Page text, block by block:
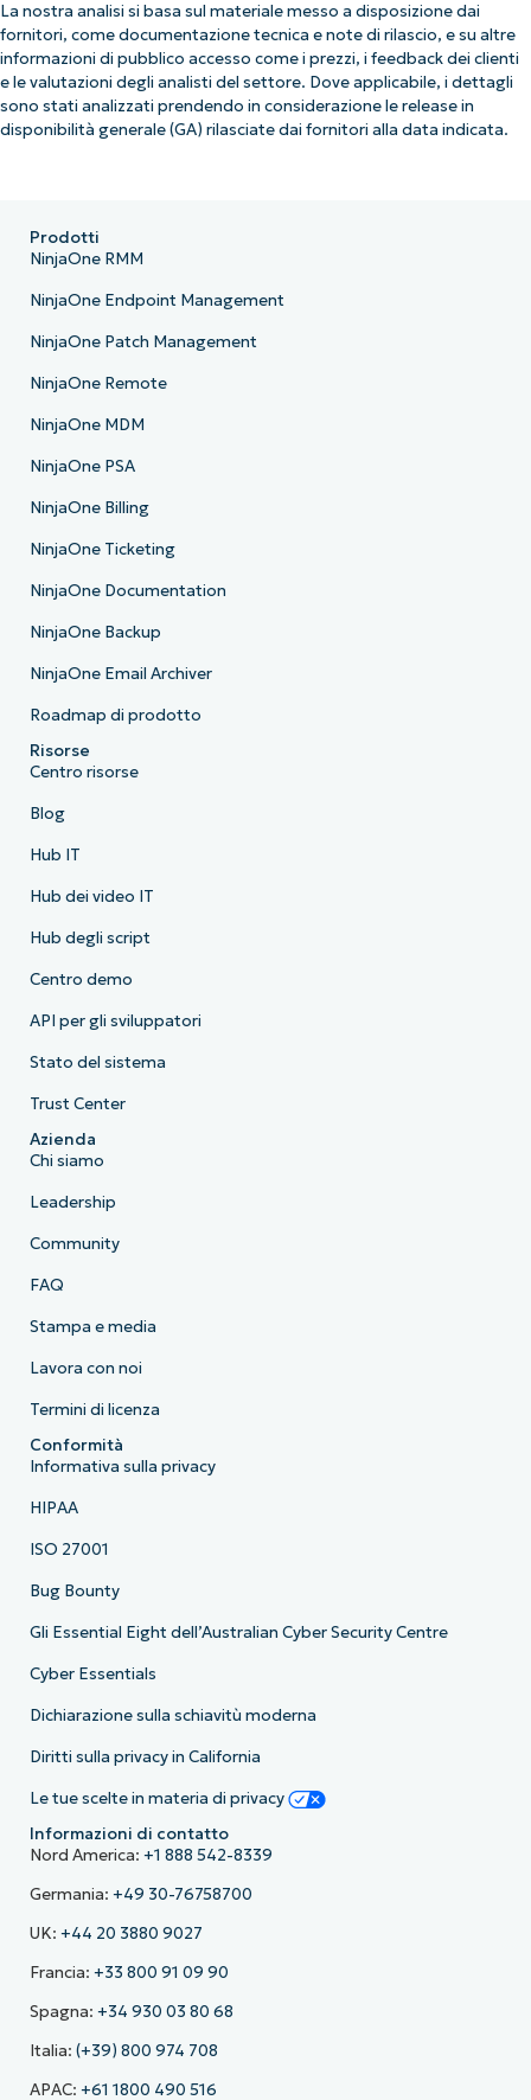
La nostra analisi si basa sul materiale messo a disposizione dai
fornitori, come documentazione tecnica e note di rilascio, e su altre
informazioni di pubblico accesso come i prezzi, i feedback dei clienti
e le valutazioni degli analisti del settore. Dove applicabile, i dettagli
sono stati analizzati prendendo in considerazione le release in
disponibilità generale (GA) rilasciate dai fornitori alla data indicata.
Prodotti
NinjaOne RMM
NinjaOne Endpoint Management
NinjaOne Patch Management
NinjaOne Remote
NinjaOne MDM
NinjaOne PSA
NinjaOne Billing
NinjaOne Ticketing
NinjaOne Documentation
NinjaOne Backup
NinjaOne Email Archiver
Roadmap di prodotto
Risorse
Centro risorse
Blog
Hub IT
Hub dei video IT
Hub degli script
Centro demo
API per gli sviluppatori
Stato del sistema
Trust Center
Azienda
Chi siamo
Leadership
Community
FAQ
Stampa e media
Lavora con noi
Termini di licenza
Conformità
Informativa sulla privacy
HIPAA
ISO 27001
Bug Bounty
Gli Essential Eight dell’Australian Cyber Security Centre
Cyber Essentials
Dichiarazione sulla schiavitù moderna
Diritti sulla privacy in California
Le tue scelte in materia di privacy
Informazioni di contatto
Nord America: +1 888 542-8339
Germania: +49 30-76758700
UK: +44 20 3880 9027
Francia: +33 800 91 09 90
Spagna: +34 930 03 80 68
Italia: (+39) 800 974 708
APAC: +61 1800 490 516